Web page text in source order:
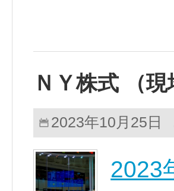
ＮＹ株式 （
2023年10月25日
2023